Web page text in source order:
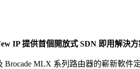
IP 提供首個開放式 SDN 即用解決
MLX 系列路由器的嶄新軟件